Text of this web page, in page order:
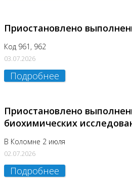
Приостановлено
Код 961, 962
03.07.2026
Подробнее
Приостановлено
биохимических
В Коломне 2 июля
02.07.2026
Подробнее